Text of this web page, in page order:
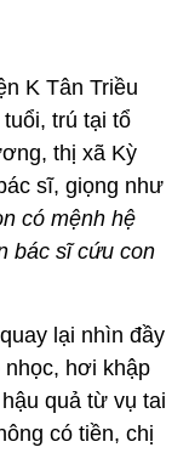
K Tân Triều
trú tại tổ
thị xã Kỳ
sĩ, giọng như
có mệnh hệ
bác sĩ cứu con
lại nhìn đầy
hơi khập
quả từ vụ tai
có tiền, chị